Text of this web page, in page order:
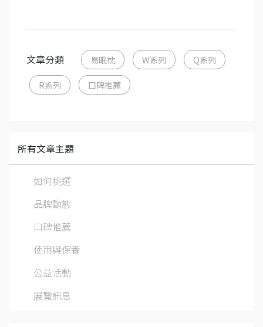
文章分類 易眠枕 W系列 Q系列
R系列 口碑推薦
所有文章主題
如何挑選
品牌動態
口碑推薦
使用與保養
公益活動
展覽訊息